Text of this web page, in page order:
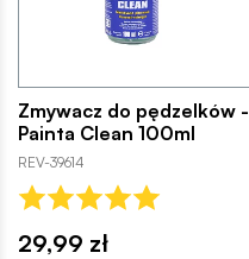
Zmywacz do pędzelków -
Painta Clean 100ml
REV-39614
29,99 zł